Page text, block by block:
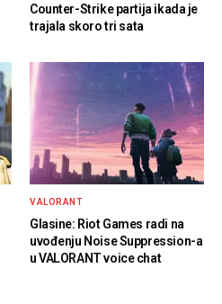
Counter-Strike partija ikada je
trajala skoro tri sata
VALORANT
Glasine: Riot Games radi na
uvođenju Noise Suppression-a
u VALORANT voice chat